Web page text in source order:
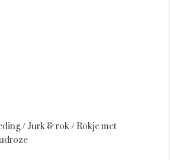
/ Jurk & rok/Rokje met